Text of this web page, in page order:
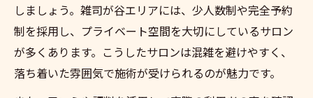
しましょう。雑司が谷エリアには、少人数制や完全予約
制を採用し、プライベート空間を大切にしているサロン
が多くあります。こうしたサロンは混雑を避けやすく、
落ち着いた雰囲気で施術が受けられるのが魅力です。